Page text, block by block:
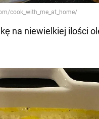
na niewielkiej ilości